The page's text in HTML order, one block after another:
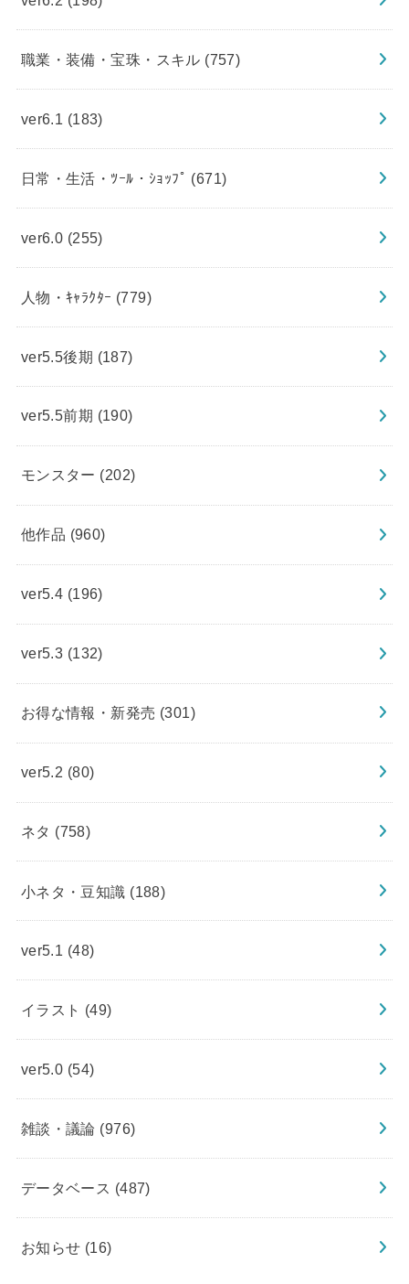
職業・装備・宝珠・スキル (757)
ver6.1 (183)
日常・生活・ﾂｰﾙ・ｼｮｯﾌﾟ (671)
ver6.0 (255)
人物・ｷｬﾗｸﾀｰ (779)
ver5.5後期 (187)
ver5.5前期 (190)
モンスター (202)
他作品 (960)
ver5.4 (196)
ver5.3 (132)
お得な情報・新発売 (301)
ver5.2 (80)
ネタ (758)
小ネタ・豆知識 (188)
ver5.1 (48)
イラスト (49)
ver5.0 (54)
雑談・議論 (976)
データベース (487)
お知らせ (16)